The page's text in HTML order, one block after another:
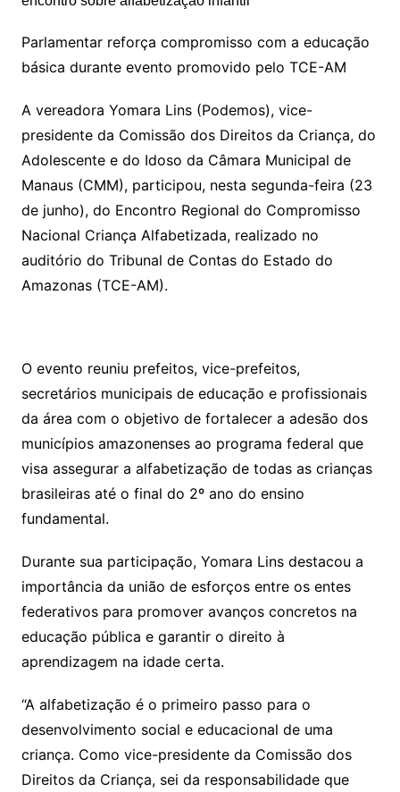
Parlamentar reforça compromisso com a educação
básica durante evento promovido pelo TCE-AM
A vereadora Yomara Lins (Podemos), vice-
presidente da Comissão dos Direitos da Criança, do
Adolescente e do Idoso da Câmara Municipal de
Manaus (CMM), participou, nesta segunda-feira (23
de junho), do Encontro Regional do Compromisso
Nacional Criança Alfabetizada, realizado no
auditório do Tribunal de Contas do Estado do
Amazonas (TCE-AM).
O evento reuniu prefeitos, vice-prefeitos,
secretários municipais de educação e profissionais
da área com o objetivo de fortalecer a adesão dos
municípios amazonenses ao programa federal que
visa assegurar a alfabetização de todas as crianças
brasileiras até o final do 2º ano do ensino
fundamental.
Durante sua participação, Yomara Lins destacou a
importância da união de esforços entre os entes
federativos para promover avanços concretos na
educação pública e garantir o direito à
aprendizagem na idade certa.
“A alfabetização é o primeiro passo para o
desenvolvimento social e educacional de uma
criança. Como vice-presidente da Comissão dos
Direitos da Criança, sei da responsabilidade que